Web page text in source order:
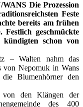
WANS Die Prozession
Feste
bereits am frühen
geschmückte
schon von
– Walten nahm das
von Nepomuk in Wans
Blumenhörner den
von den Klängen der
des 400